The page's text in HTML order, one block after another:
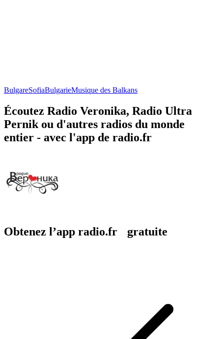
BulgareSofiaBulgarieMusique des Balkans
Écoutez Radio Veronika, Radio Ultra
Pernik ou d'autres radios du monde
entier - avec l'app de radio.fr
Obtenez l’app radio.fr gratuite